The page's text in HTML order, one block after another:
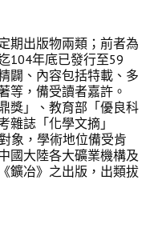
出版物兩類；前者為
104年底已發行至59
闢、內容包括特載、多
等，備受讀者嘉許。
獎」、教育部「優良科
雜誌「化學文摘」
象，學術地位備受肯
國大陸各大礦業機構及
鑛冶》之出版，出類拔